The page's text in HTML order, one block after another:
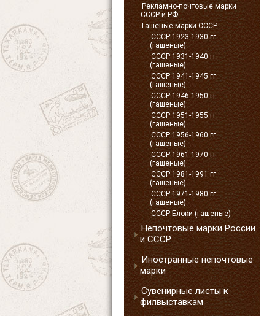
Рекламно-почтовые марки
СССР и РФ
Гашеные марки СССР
СССР 1923-1930 гг.
(гашеные)
СССР 1931-1940 гг.
(гашеные)
СССР 1941-1945 гг.
(гашеные)
СССР 1946-1950 гг.
(гашеные)
СССР 1951-1955 гг.
(гашеные)
СССР 1956-1960 гг.
(гашеные)
СССР 1961-1970 гг.
(гашеные)
СССР 1981-1991 гг.
(гашеные)
СССР 1971-1980 гг.
(гашеные)
СССР Блоки (гашеные)
Непочтовые марки России
и СССР
Иностранные непочтовые
марки
Сувенирные листы к
филвыставкам